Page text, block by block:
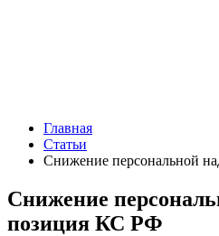
Главная
Статьи
Снижение персональной
Снижение
позиция КС РФ